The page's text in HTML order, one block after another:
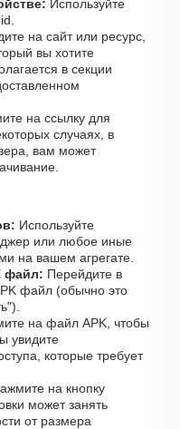
Используйте
на сайт или ресурс,
вы хотите
в секции
на ссылку для
случаях, в
вам может
Используйте
или любое иные
на вашем агрегате.
файл: Перейдите в
файл (обычно это
на файл APK, чтобы
увидите
которые требует
на кнопку
может занять
от размера